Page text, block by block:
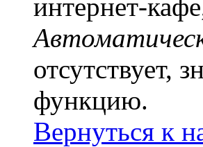
интернет-
отсутствует,
функцию.
Вернуться к